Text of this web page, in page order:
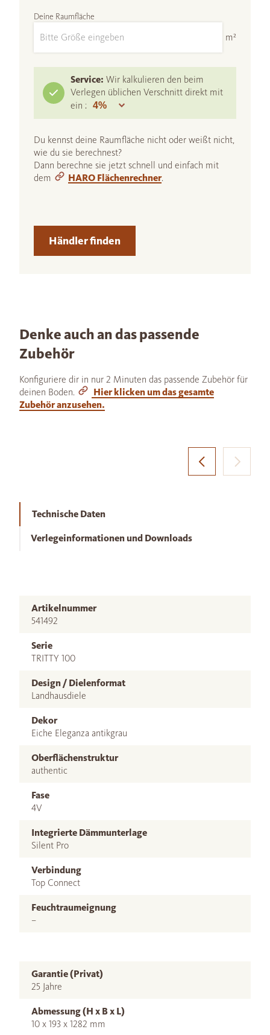
Deine Raumfläche
m²
Service: Wir kalkulieren den beim
Verlegen üblichen Verschnitt direkt mit
ein :
Du kennst deine Raumfläche nicht oder weißt nicht,
wie du sie berechnest?
Dann berechne sie jetzt schnell und einfach mit
dem
HARO Flächenrechner.
Händler finden
Denke auch an das passende
Zubehör
Konfiguriere dir in nur 2 Minuten das passende Zubehör für
deinen Boden.
Hier klicken um das gesamte
Zubehör anzusehen.
Technische Daten
Verlegeinformationen und Downloads
Artikelnummer
541492
Serie
TRITTY 100
Design / Dielenformat
Landhausdiele
Dekor
Eiche Eleganza antikgrau
Oberflächenstruktur
authentic
Fase
4V
Integrierte Dämmunterlage
Silent Pro
Verbindung
Top Connect
Feuchtraumeignung
–
Garantie (Privat)
25 Jahre
Abmessung (H x B x L)
10 x 193 x 1282 mm